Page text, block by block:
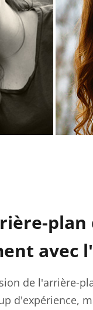
plan
avec
de l'arrière-
d'expérience,